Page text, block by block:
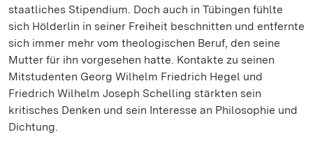
staatliches Stipendium. Doch auch in Tübingen fühlte
sich Hölderlin in seiner Freiheit beschnitten und entfernte
sich immer mehr vom theologischen Beruf, den seine
Mutter für ihn vorgesehen hatte. Kontakte zu seinen
Mitstudenten Georg Wilhelm Friedrich Hegel und
Friedrich Wilhelm Joseph Schelling stärkten sein
kritisches Denken und sein Interesse an Philosophie und
Dichtung.